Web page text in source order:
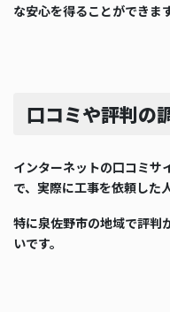
な安心を得ることができます
口コミや評判の
インターネットの口コミサ
で、実際に工事を依頼した
特に泉佐野市の地域で評判
いです。